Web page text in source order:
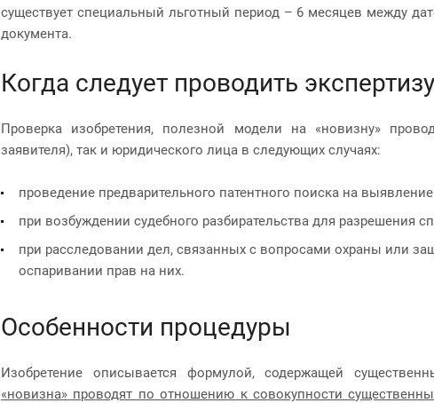
существует специальный льготный период – 6 месяцев между
документа.
Когда следует проводить
Проверка изобретения, полезной модели на «новизну»
заявителя), так и юридического лица в следующих случаях:
проведение предварительного патентного поиска на
при возбуждении судебного разбирательства для разрешения
при расследовании дел, связанных с вопросами охраны или
оспаривании прав на них.
Особенности процедуры
Изобретение описывается формулой, содержащей
«новизна» проводят по отношению к совокупности